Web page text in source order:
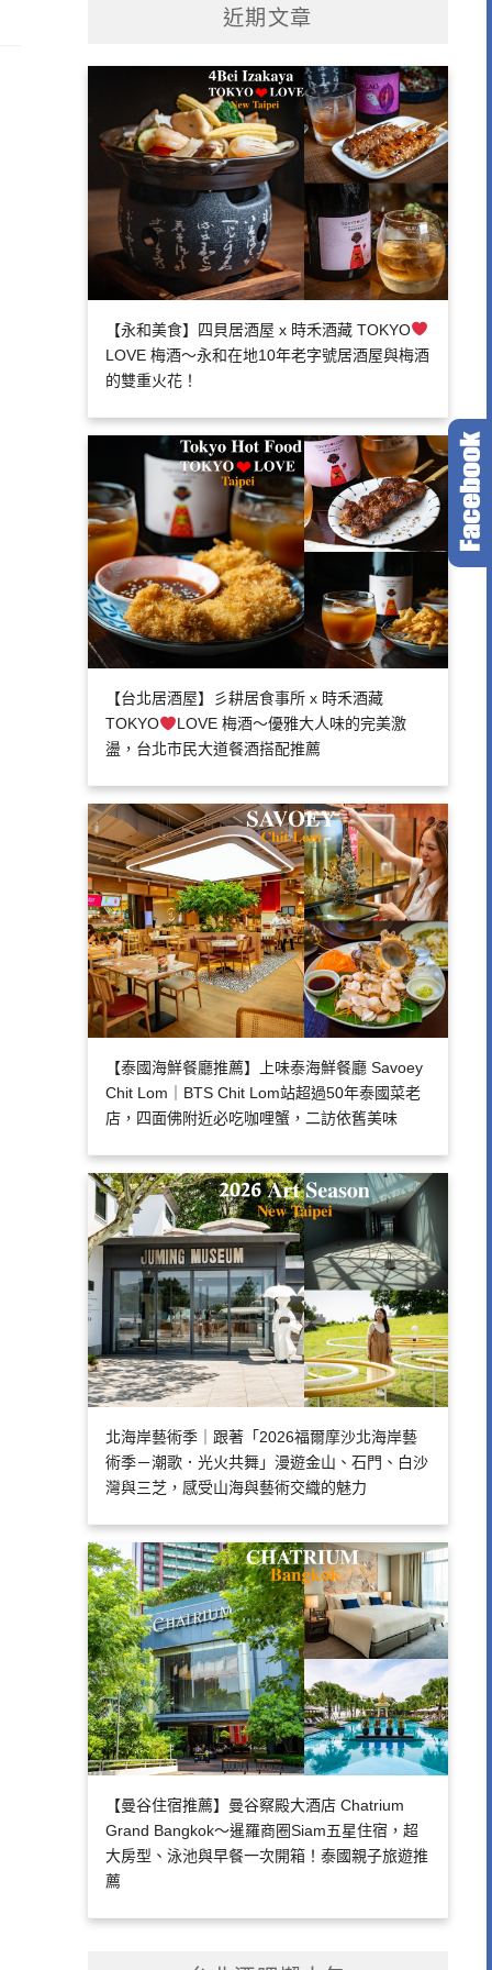
近期文章
【永和美食】四貝居酒屋 x 時禾酒藏 TOKYO
LOVE 梅酒～永和在地10年老字號居酒屋與梅酒
的雙重火花！
【台北居酒屋】彡耕居食事所 x 時禾酒藏
TOKYO
LOVE 梅酒～優雅大人味的完美激
盪，台北市民大道餐酒搭配推薦
【泰國海鮮餐廳推薦】上味泰海鮮餐廳 Savoey
Chit Lom｜BTS Chit Lom站超過50年泰國菜老
店，四面佛附近必吃咖哩蟹，二訪依舊美味
北海岸藝術季｜跟著「2026福爾摩沙北海岸藝
術季－潮歌．光火共舞」漫遊金山、石門、白沙
灣與三芝，感受山海與藝術交織的魅力
【曼谷住宿推薦】曼谷察殿大酒店 Chatrium
Grand Bangkok～暹羅商圈Siam五星住宿，超
大房型、泳池與早餐一次開箱！泰國親子旅遊推
薦